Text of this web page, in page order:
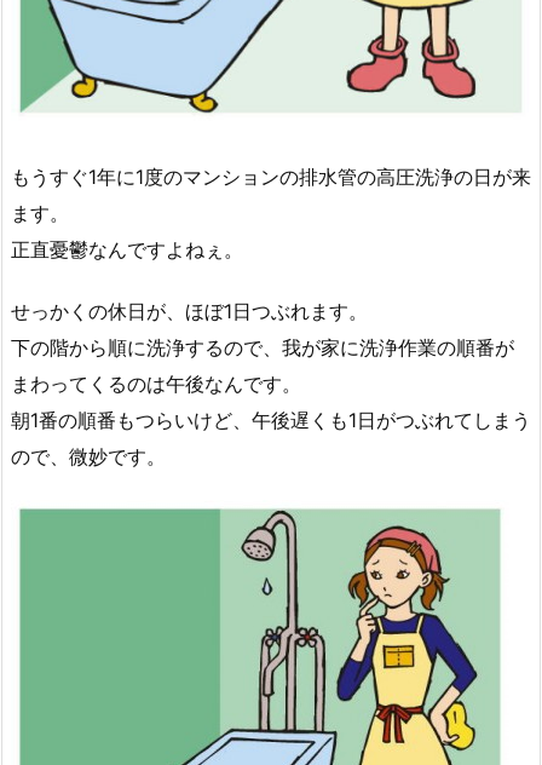
もうすぐ1年に1度のマンションの排水管の高圧洗浄の日が来
ます。
正直憂鬱なんですよねぇ。
せっかくの休日が、ほぼ1日つぶれます。
下の階から順に洗浄するので、我が家に洗浄作業の順番が
まわってくるのは午後なんです。
朝1番の順番もつらいけど、午後遅くも1日がつぶれてしまう
ので、微妙です。